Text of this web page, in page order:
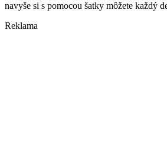
navyše si s pomocou šatky môžete každý
Reklama